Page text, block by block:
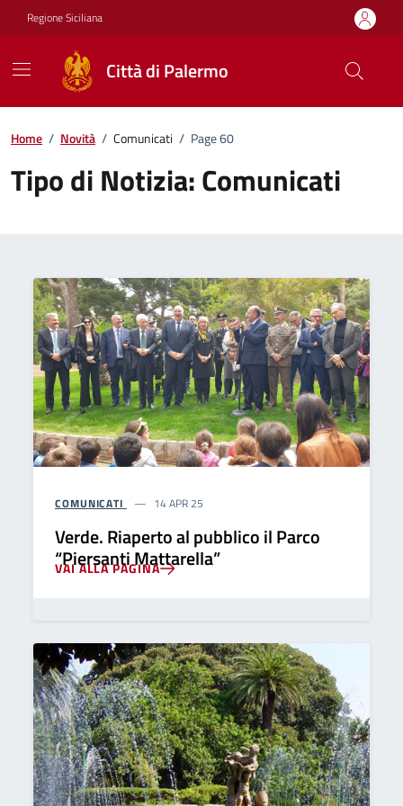
Vai ai contenuti
Vai al footer
Regione Siciliana
Città di Palermo
Home / Novità / Comunicati / Page 60
Tipo di Notizia:Comunicati
COMUNICATI 14 APR 25
Verde. Riaperto al pubblico il Parco
“Piersanti Mattarella”
VAI ALLA PAGINA